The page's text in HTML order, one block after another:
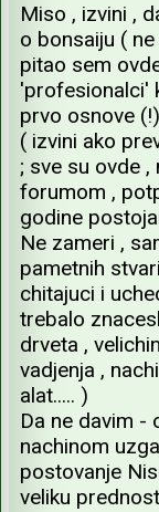
Miso , izvini ,
o bonsaiju (
pitao sem
'profesionalci'
prvo osnove (!)
( izvini ako
; sve su ovde
forumom ,
godine
Ne zameri ,
pametnih
chitajuci i
trebalo
drveta ,
vadjenja ,
alat..... )
Da ne davim -
nachinom
postovanje
veliku